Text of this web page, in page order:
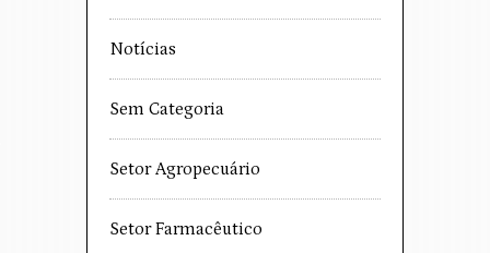
Notícias
Sem Categoria
Setor Agropecuário
Setor Farmacêutico